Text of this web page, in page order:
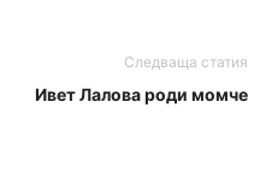
Следваща статия
Ивет Лалова роди момче